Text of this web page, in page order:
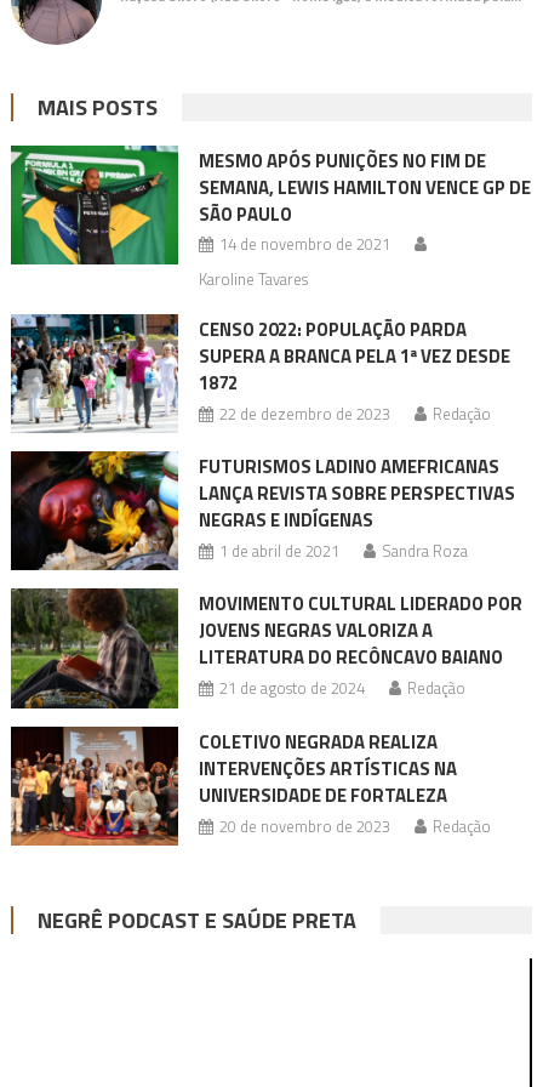
MAIS POSTS
MESMO APÓS PUNIÇÕES NO FIM DE
SEMANA, LEWIS HAMILTON VENCE GP DE
SÃO PAULO
14 de novembro de 2021
Karoline Tavares
CENSO 2022: POPULAÇÃO PARDA
SUPERA A BRANCA PELA 1ª VEZ DESDE
1872
22 de dezembro de 2023 Redação
FUTURISMOS LADINO AMEFRICANAS
LANÇA REVISTA SOBRE PERSPECTIVAS
NEGRAS E INDÍGENAS
1 de abril de 2021 Sandra Roza
MOVIMENTO CULTURAL LIDERADO POR
JOVENS NEGRAS VALORIZA A
LITERATURA DO RECÔNCAVO BAIANO
21 de agosto de 2024 Redação
COLETIVO NEGRADA REALIZA
INTERVENÇÕES ARTÍSTICAS NA
UNIVERSIDADE DE FORTALEZA
20 de novembro de 2023 Redação
NEGRÊ PODCAST E SAÚDE PRETA